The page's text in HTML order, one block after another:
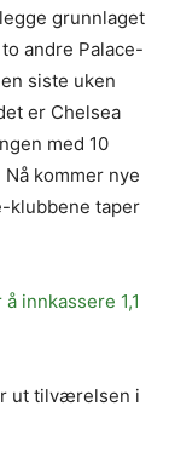
grunnlaget
andre Palace-
siste uken
er Chelsea
med 10
kommer nye
klubbene taper
innkassere 1,1
ut tilværelsen i